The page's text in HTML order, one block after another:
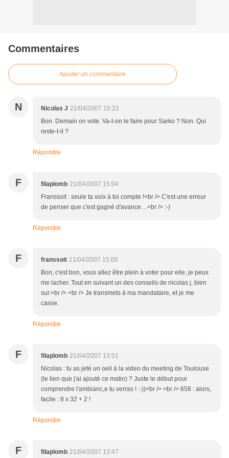
Commentaires
Ajouter un commentaire
N Nicolas J 21/04/2007 15:22
Bon. Demain on vote. Va-t-on le faire pour Sarko ? Non. Qui
reste-t-il ?
Répondre
F filaplomb 21/04/2007 15:04
Franssoit : seule ta voix à toi compte !<br /> C'est une erreur
de penser que c'est gagné d'avance…<br /> :-)
Répondre
F franssoit 21/04/2007 15:00
Bon, c'est bon, vous allez être plein à voter pour elle, je peux
me lacher. Tout en suivant un des conseils de nicolas j, bien
sur.<br /> <br /> Je transmets à ma mandataire, et je me
casse.
Répondre
F filaplomb 21/04/2007 13:51
Nicolas : tu as jeté un oeil à la video du meeting de Toulouse
(le lien que j'ai ajouté ce matin) ? Juste le début pour
comprendre l'ambianc,e tu verras ! :-))<br /> <br /> 658 : alors,
facile : 8 x 32 + 2 !
Répondre
F filaplomb 21/04/2007 13:47